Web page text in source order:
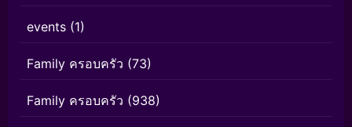
events (1)
Family ครอบครัว (73)
Family ครอบครัว (938)